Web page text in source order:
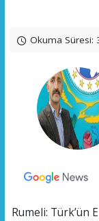
Okuma Süresi:
Rumeli: Türk’ün